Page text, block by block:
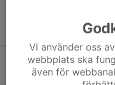
23 maj, 19:04 0
19 maj, 20:18 0
Vi använder oss
webbplats ska
även för